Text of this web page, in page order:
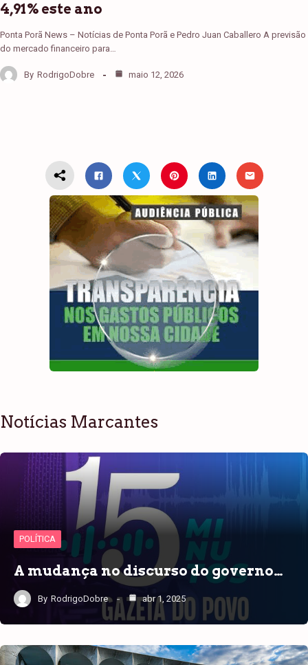
4,91% este ano
Ponta Porã News – Notícias de Ponta Porã e Pedro Juan Caballero A previsão
do mercado financeiro para…
By RodrigoDobre maio 12, 2026
Notícias Marcantes
POLÍTICA
A mudança no discurso do governo…
By RodrigoDobre abr 1, 2025